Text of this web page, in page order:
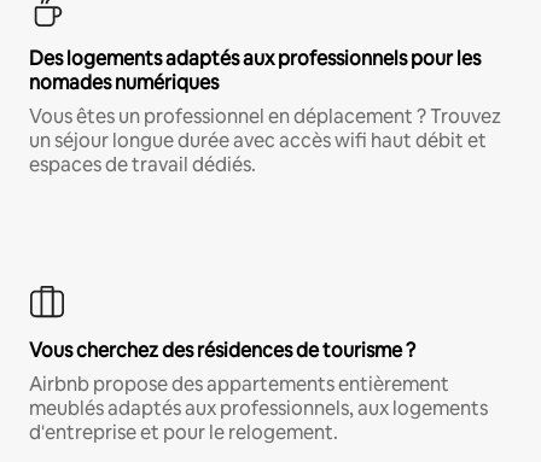
Des logements adaptés aux professionnels pour les
nomades numériques
Vous êtes un professionnel en déplacement ? Trouvez
un séjour longue durée avec accès wifi haut débit et
espaces de travail dédiés.
Vous cherchez des résidences de tourisme ?
Airbnb propose des appartements entièrement
meublés adaptés aux professionnels, aux logements
d'entreprise et pour le relogement.